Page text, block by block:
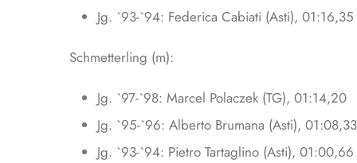
Jg. `93-`94: Federica Cabiati (Asti), 01:16,35
Schmetterling (m):
Jg. `97-`98: Marcel Polaczek (TG), 01:14,20
Jg. `95-`96: Alberto Brumana (Asti), 01:08,33
Jg. `93-`94: Pietro Tartaglino (Asti), 01:00,66